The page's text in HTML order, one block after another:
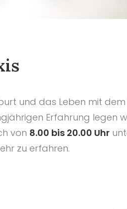
und das Leben mit
Erfahrung legen
von 8.00 bis 20.00 Uhr
zu erfahren.